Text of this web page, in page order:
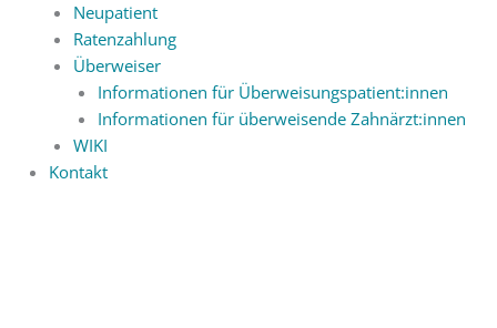
Neupatient
Ratenzahlung
Überweiser
Informationen für Überweisungspatient:innen
Informationen für überweisende Zahnärzt:innen
WIKI
Kontakt